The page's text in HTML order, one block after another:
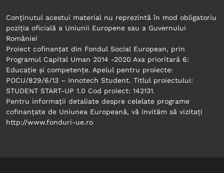
Conținutul acestui material nu reprezintă în mod obligatoriu
poziția oficială a Uniunii Europene sau a Guvernului
României
Proiect cofinanțat din Fondul Social European, prin
Programul Capital Uman 2014 -2020 Axa prioritară 6:
Educație și competențe. Apelul pentru proiecte:
POCU/829/6/13 – Innotech Student. Titlul proiectului:
STUDENT START-UP 1.0 Cod proiect: 142131.
Pentru informații detaliate despre celelate programe
cofinanțate de Uniunea Europeană, vă invităm să vizitați